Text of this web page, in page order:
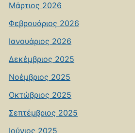
Μάρτιος 2026
Φεβρουάριος 2026
Ιανουάριος 2026
Δεκέμβριος 2025
Νοέμβριος 2025
Οκτώβριος 2025
Σεπτέμβριος 2025
Ιούνιος 2025